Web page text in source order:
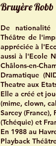
Bruyère Robb
De nationalité
Théâtre de
appréciée à
aussi à l'Ecole
Châlons-en-
Dramatique
Theatre aux
Elle a créé et
(mime, clown,
Sarcey
(Tchéquie) et
En 1988 au
Playback